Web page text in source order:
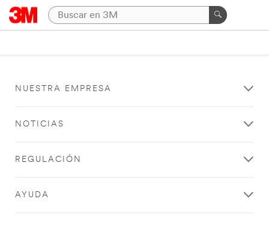
NUESTRA EMPRESA
NOTICIAS
REGULACIÓN
AYUDA